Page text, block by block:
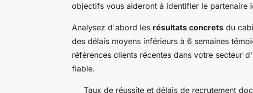
objectifs vous aideront à identifier le partenaire
Analysez d'abord les résultats concrets du
des délais moyens inférieurs à 6 semaines
références clients récentes dans votre secteur
fiable.
Taux de réussite et délais de recrutement